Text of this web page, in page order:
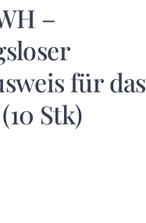
–
für das
Stk)